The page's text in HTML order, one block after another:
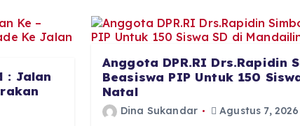
: Jalan
Anggota DPR.RI Drs.Rapidin
Beasiswa PIP Untuk 150
Natal
Dina Sukandar Agustus 7, 2026